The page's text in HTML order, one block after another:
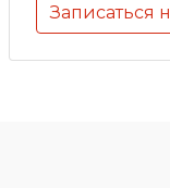
Записаться